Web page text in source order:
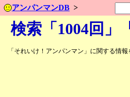
アンパンマンDB
検索「1004回」
「それいけ！アンパンマン」に関する情